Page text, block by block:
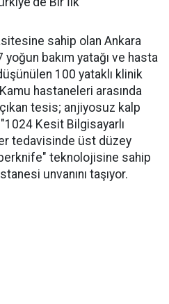
sahip olan Ankara
bakım yatağı ve hasta
100 yataklı klinik
hastaneleri arasında
tesis; anjiyosuz kalp
Kesit Bilgisayarlı
tedavisinde üst düzey
teknolojisine sahip
unvanını taşıyor.